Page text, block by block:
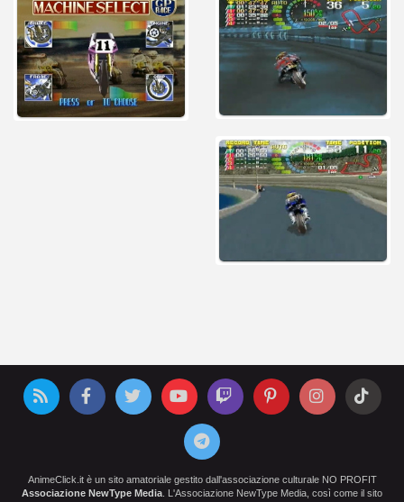
AnimeClick.it è un sito amatoriale gestito dall'associazione culturale NO PROFIT
Associazione NewType Media . L'Associazione NewType Media, così come il sito